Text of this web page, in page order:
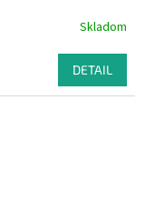
Skladom
DETAIL